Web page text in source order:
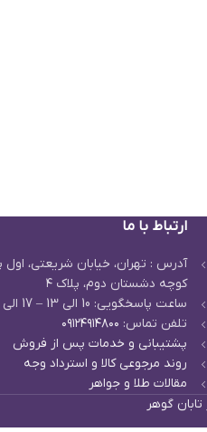
ارتباط با ما
آدرس : تهران، خیابان شریعتی،
کوچه دشستان دوم، پلاک ۴
ساعت پاسخگویی: 10 الی 13 – 17 الی 22
تلفن تماس: ۰۹۱۲۴۹۱۴۸۰۰
پشتیبانی و خدمات پس از فروش
روند مرجوعی کالا و استرداد وجه
مقالات طلا و جواهر
تابان گوهر